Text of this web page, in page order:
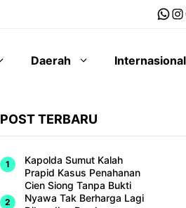
Daerah Internasional
POST TERBARU
Kapolda Sumut Kalah
Prapid Kasus Penahanan
Cien Siong Tanpa Bukti
Nyawa Tak Berharga Lagi